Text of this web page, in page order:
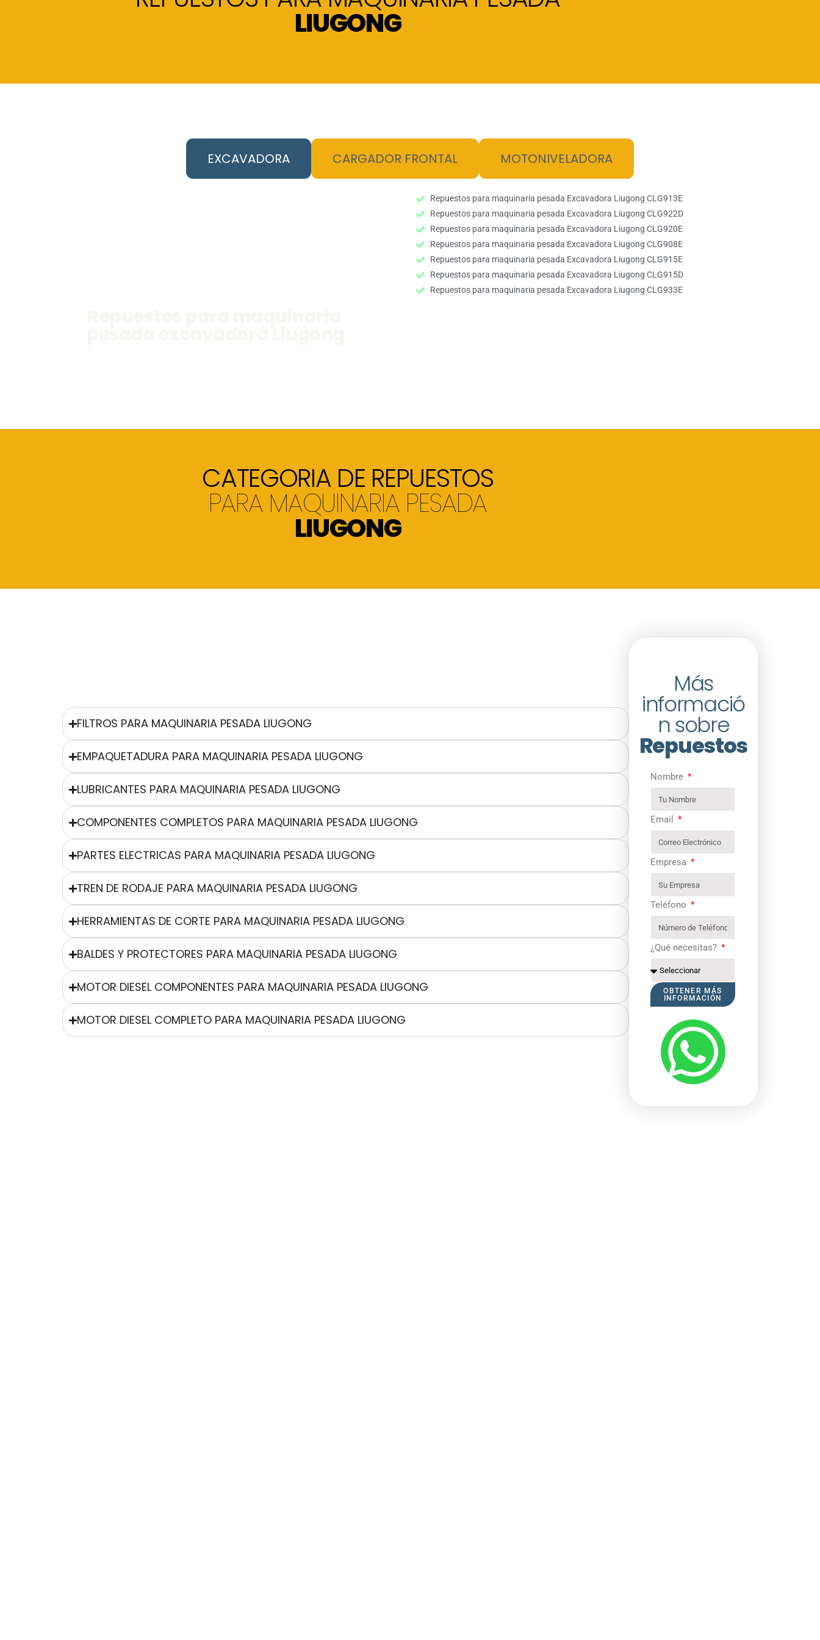
LIUGONG
EXCAVADORA CARGADOR FRONTAL MOTONIVELADORA
Repuestos para maquinaria pesada Excavadora Liugong CLG913E
Repuestos para maquinaria pesada Excavadora Liugong CLG922D
Repuestos para maquinaria pesada Excavadora Liugong CLG920E
Repuestos para maquinaria pesada Excavadora Liugong CLG908E
Repuestos para maquinaria pesada Excavadora Liugong CLG915E
Repuestos para maquinaria pesada Excavadora Liugong CLG915D
Repuestos para maquinaria pesada Excavadora Liugong CLG933E
CATEGORIA DE REPUESTOS
PARA MAQUINARIA PESADA
LIUGONG
FILTROS PARA MAQUINARIA PESADA LIUGONG
EMPAQUETADURA PARA MAQUINARIA PESADA LIUGONG
LUBRICANTES PARA MAQUINARIA PESADA LIUGONG
COMPONENTES COMPLETOS PARA MAQUINARIA PESADA LIUGONG
PARTES ELECTRICAS PARA MAQUINARIA PESADA LIUGONG
TREN DE RODAJE PARA MAQUINARIA PESADA LIUGONG
HERRAMIENTAS DE CORTE PARA MAQUINARIA PESADA LIUGONG
BALDES Y PROTECTORES PARA MAQUINARIA PESADA LIUGONG
MOTOR DIESEL COMPONENTES PARA MAQUINARIA PESADA LIUGONG
MOTOR DIESEL COMPLETO PARA MAQUINARIA PESADA LIUGONG
Más
informació
n sobre
Repuestos
Nombre
Email
Empresa
Teléfono
¿Qué necesitas?
OBTENER MÁS
INFORMACIÓN